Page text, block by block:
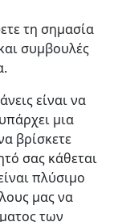
τη σημασία
συμβουλές
είναι να
μια
βρίσκετε
σας κάθεται
πλύσιμο
μας να
των